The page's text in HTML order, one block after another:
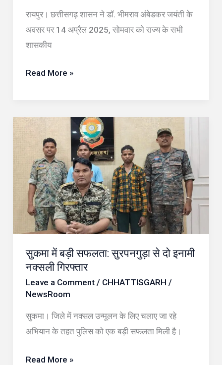
रायपुर। छत्तीसगढ़ शासन ने डॉ. भीमराव अंबेडकर जयंती के
अवसर पर 14 अप्रैल 2025, सोमवार को राज्य के सभी
शासकीय
Read More »
सुकमा में बड़ी सफलता: सुरपनगुड़ा से दो इनामी
नक्सली गिरफ्तार
Leave a Comment / CHHATTISGARH /
NewsRoom
सुकमा। जिले में नक्सल उन्मूलन के लिए चलाए जा रहे
अभियान के तहत पुलिस को एक बड़ी सफलता मिली है।
सुकमा
सफलता:
सुरपनगुड़ा
दो
इनामी
गिरफ्तार
Read More »